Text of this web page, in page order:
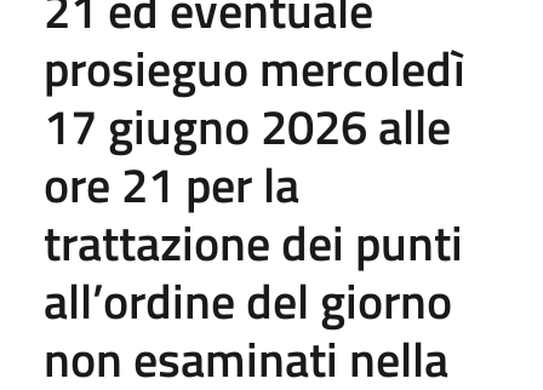
prosieguo mercoledì
17 giugno 2026 alle
ore 21 per la
trattazione dei punti
all’ordine del giorno
non esaminati nella